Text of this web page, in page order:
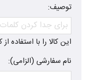
توصیف:
این کالا را با استفاده
نام سفارشی (الزامی):